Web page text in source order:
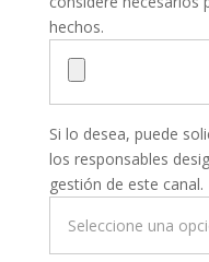
hechos.
Si lo desea, puede
los responsables
gestión de este canal.